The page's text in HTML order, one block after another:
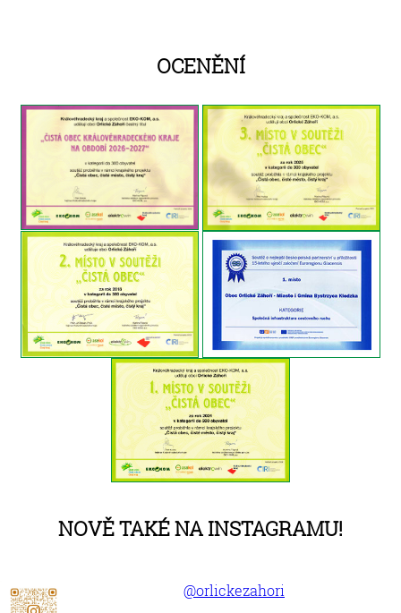
Ocenění
Nově také na Instagramu!
@orlickezahori